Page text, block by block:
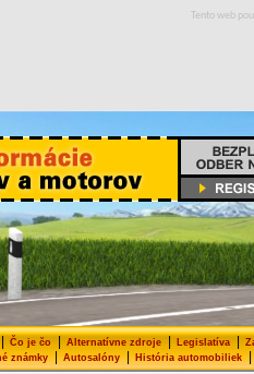
Tento web
Čo je čo Alternatívne zdroje Legislatíva
známky| Autosalóny| História automobiliek|